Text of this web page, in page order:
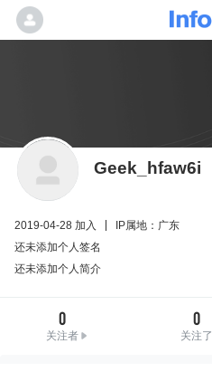
Geek_hfaw6i
2019-04-28 加入
IP属地：广东
还未添加个人签名
还未添加个人简介
0
关注者
0
关注了